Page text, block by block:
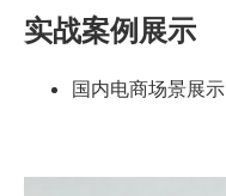
实战案例展示
国内电商场景展示